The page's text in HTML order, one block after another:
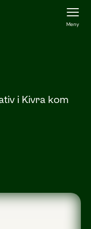
Meny
i Kivra kom